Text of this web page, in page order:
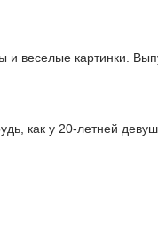
как у 20-летней